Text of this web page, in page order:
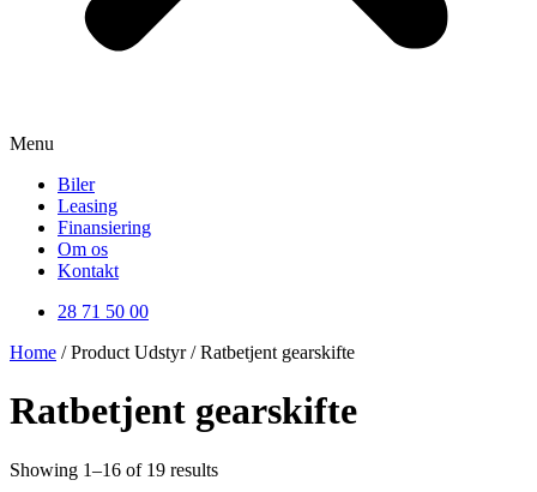
Menu
Biler
Leasing
Finansiering
Om os
Kontakt
28 71 50 00
Home / Product Udstyr / Ratbetjent gearskifte
Ratbetjent gearskifte
Showing 1–16 of 19 results